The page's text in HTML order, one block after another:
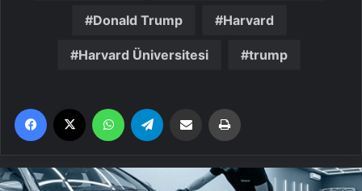
Donald Trump Harvard
Harvard Üniversitesi trump
Facebook WhatsApp Email'den paylaş